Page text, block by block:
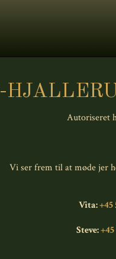
Autoriseret
Vi ser frem til at møde jer
Vita:+45
Steve:+45